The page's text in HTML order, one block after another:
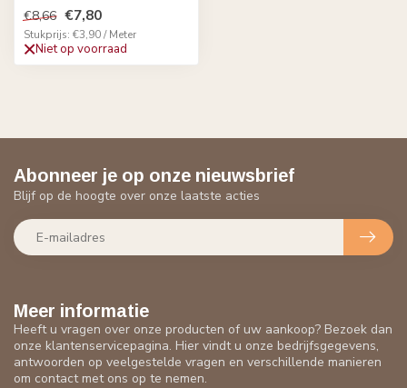
€8,66 €7,80
Stukprijs: €3,90 / Meter
Niet op voorraad
Meer informatie
Heeft u vragen over onze producten of uw aankoop? Bezoek dan
onze klantenservicepagina. Hier vindt u onze bedrijfsgegevens,
antwoorden op veelgestelde vragen en verschillende manieren
om contact met ons op te nemen.
Abonneer je op onze nieuwsbrief
Blijf op de hoogte over onze laatste acties